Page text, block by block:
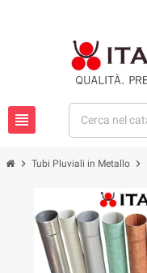
view_headline
chevron_right Tubi Pluviali in Metallo chevron_right